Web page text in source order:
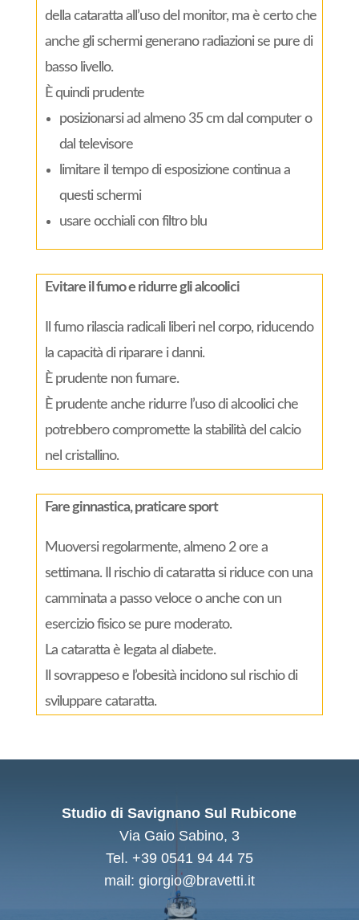
della cataratta all’uso del monitor, ma è certo che
anche gli schermi generano radiazioni se pure di
basso livello.
È quindi prudente
posizionarsi ad almeno 35 cm dal computer o
dal televisore
limitare il tempo di esposizione continua a
questi schermi
usare occhiali con filtro blu
Evitare il fumo e ridurre gli alcoolici
Il fumo rilascia radicali liberi nel corpo, riducendo
la capacità di riparare i danni.
È prudente non fumare.
È prudente anche ridurre l’uso di alcoolici che
potrebbero compromette la stabilità del calcio
nel cristallino.
Fare ginnastica, praticare sport
Muoversi regolarmente, almeno 2 ore a
settimana. Il rischio di cataratta si riduce con una
camminata a passo veloce o anche con un
esercizio fisico se pure moderato.
La cataratta è legata al diabete.
Il sovrappeso e l’obesità incidono sul rischio di
sviluppare cataratta.
Studio di Savignano Sul Rubicone
Via Gaio Sabino, 3
Tel. +39 0541 94 44 75
mail: giorgio@bravetti.it